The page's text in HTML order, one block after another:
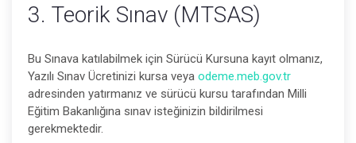
3. Teorik Sınav (MTSAS)
Bu Sınava katılabilmek için Sürücü Kursuna kayıt olmanız,
Yazılı Sınav Ücretinizi kursa veya odeme.meb.gov.tr
adresinden yatırmanız ve sürücü kursu tarafından Milli
Eğitim Bakanlığına sınav isteğinizin bildirilmesi
gerekmektedir.